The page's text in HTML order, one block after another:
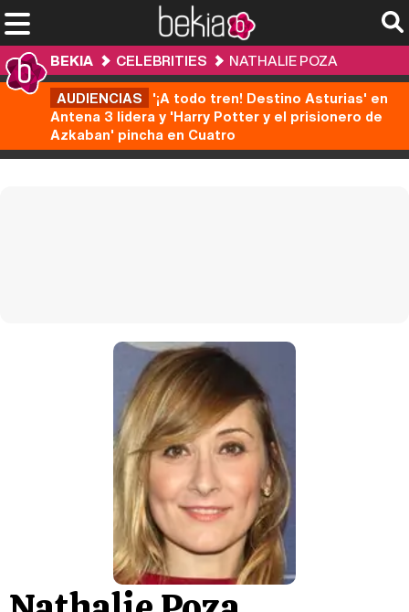
BEKIA CELEBRITIES
NATHALIE POZA
AUDIENCIAS '¡A todo tren! Destino Asturias' en
Antena 3 lidera y 'Harry Potter y el prisionero de
Azkaban' pincha en Cuatro